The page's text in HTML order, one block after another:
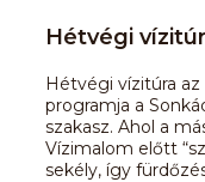
Hétvégi
Hétvégi vízitúra
programja a
szakasz. Ahol a
Vízimalom előtt
sekély, így